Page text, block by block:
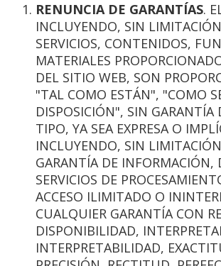
RENUNCIA DE GARANTÍAS.
INCLUYENDO, SIN
SERVICIOS, CONTENIDOS,
MATERIALES
DEL SITIO WEB, SON
"TAL COMO ESTÁN", "COMO
DISPOSICIÓN", SIN GARANTÍA
TIPO, YA SEA EXPRESA O
INCLUYENDO, SIN
GARANTÍA DE INFORMACIÓN,
SERVICIOS DE
ACCESO ILIMITADO O
CUALQUIER GARANTÍA CON
DISPONIBILIDAD,
INTERPRETABILIDAD,